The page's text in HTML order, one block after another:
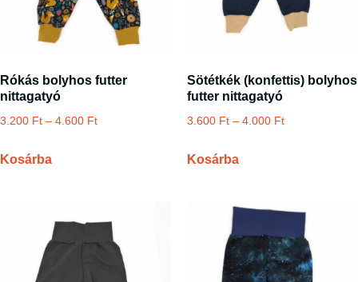
Rókás bolyhos futter
nittagatyó
3.200 Ft – 4.600 Ft
Kosárba
Sötétkék (konfettis) bolyhos
futter nittagatyó
3.600 Ft – 4.000 Ft
Kosárba